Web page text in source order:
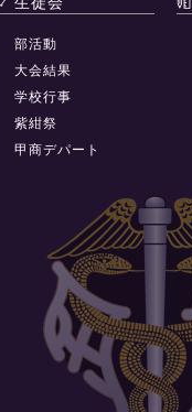
部活動
大会結果
学校行事
紫紺祭
甲商デパート